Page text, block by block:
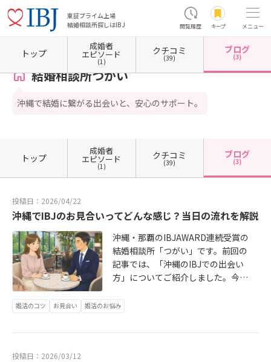
東証プライム上場
結婚相談所探しはIBJ
閲覧履歴 キープ メニュー
ホーム 沖縄県の結婚相談所 沖縄県那覇市 結婚相談所つがい カウンセラーブログ一覧
結婚相談所つがい
沖縄で結婚に繋がる出会いと、安心のサポート。
トップ
成婚者
エピソード
(1)
クチコミ
(39)
ブログ
(3)
トップ
成婚者
エピソード
(1)
クチコミ
(39)
ブログ
(3)
投稿日：2026/04/22
沖縄でIBJのお見合いってどんな感じ？当日の流れを解説
沖縄・那覇のIBJAWARD連続受賞の
結婚相談所「つがい」です。前回の
記事では、「沖縄のIBJでの出会い
方」についてご紹介しました。今回
じ？」という疑問にお答えしなが
を分かりやすく解説します。IBJで
婚活のコツ お見合い 婚活のお悩み
投稿日：2026/03/12